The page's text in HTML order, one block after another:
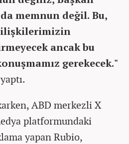
memnun değil. Bu,
ancak bu
gerekecek."
ABD merkezli X
platformundaki
yapan Rubio,